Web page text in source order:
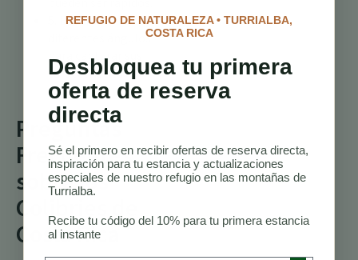
5. Experimenta con
diferentes ángulos
para capturar sus
características
únicas.
Preguntas
Frecuentes
sobre los
Colibríes de
Costa Rica
REFUGIO DE NATURALEZA • TURRIALBA,
COSTA RICA
Desbloquea tu primera
oferta de reserva
directa
Sé el primero en recibir ofertas de reserva directa,
inspiración para tu estancia y actualizaciones
especiales de nuestro refugio en las montañas de
Turrialba.
Recibe tu código del 10% para tu primera estancia
al instante